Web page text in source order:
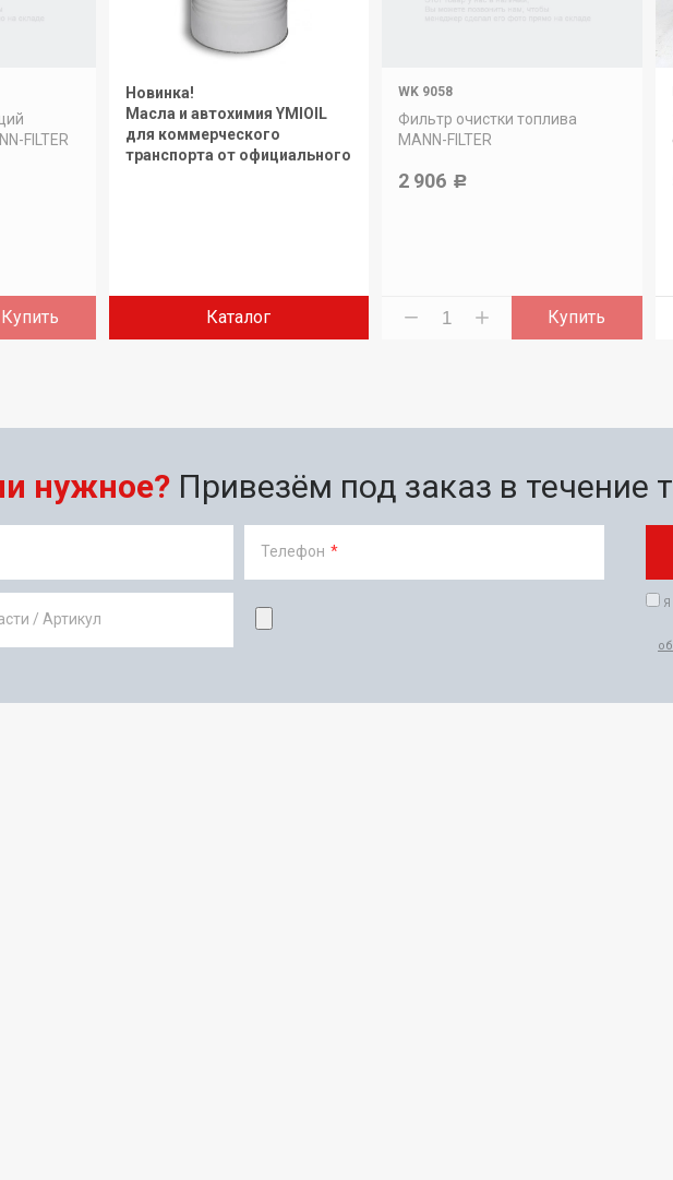
FILTER
Купить
Новинка!
Масла и автохимия YMIOIL
для коммерческого
транспорта от официального
Каталог
WK 9058
Фильтр очистки топлива
MANN-FILTER
2 906 Р
Купить
нужное? Привезём под заказ в течение
Телефон *
/ Артикул